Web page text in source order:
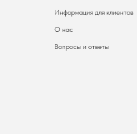
Информация для клиентов
О нас
Вопросы и ответы